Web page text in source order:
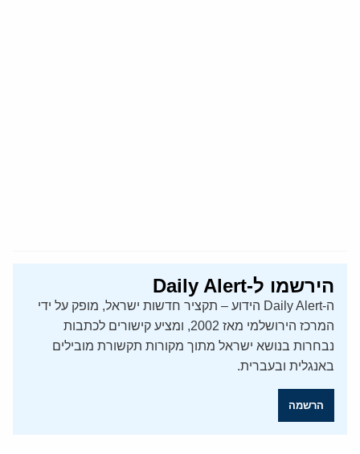
הירשמו ל-Daily Alert
ה-Daily Alert הידוע – תקציר חדשות ישראל, מופק על ידי
המרכז הירושלמי מאז 2002, ומציע קישורים לכתבות
נבחרות בנושא ישראל מתוך מקורות תקשורת מובילים
באנגלית ובעברית.
הרשמה